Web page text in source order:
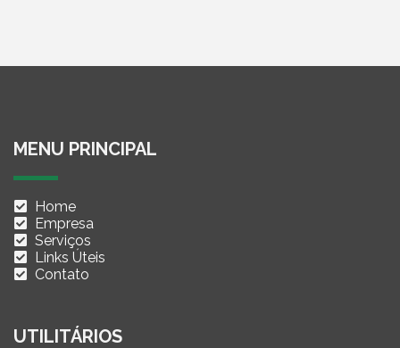
MENU PRINCIPAL
Home
Empresa
Serviços
Links Úteis
Contato
UTILITÁRIOS